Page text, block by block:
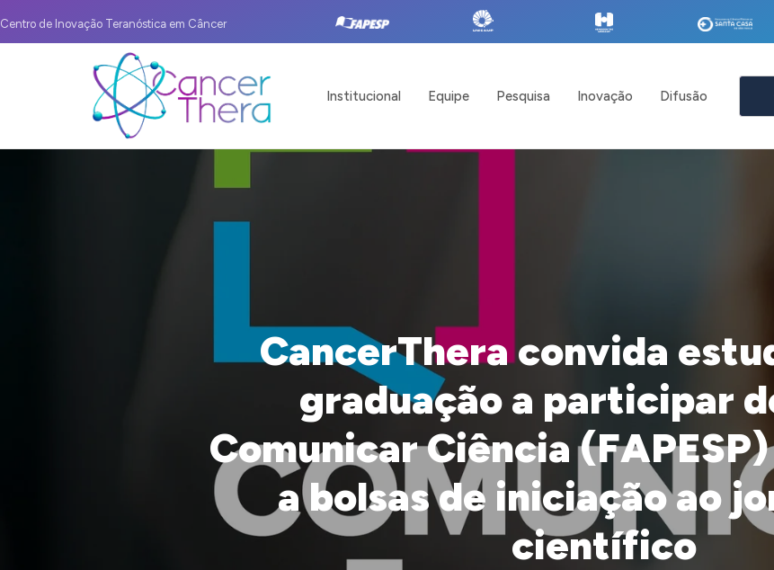
Centro de Inovação Teranóstica em Câncer
Institucional Equipe Pesquisa Inovação Difusão
CancerThera convida
graduação a participar
Comunicar Ciência
a bolsas de iniciação ao
científico